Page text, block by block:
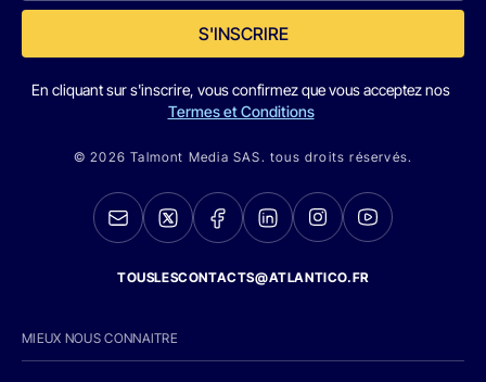
S'INSCRIRE
En cliquant sur s'inscrire, vous confirmez que vous acceptez nos
Termes et Conditions
© 2026 Talmont Media SAS. tous droits réservés.
TOUSLESCONTACTS@ATLANTICO.FR
MIEUX NOUS CONNAITRE